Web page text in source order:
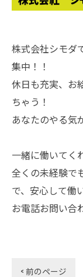
株式会社シモダ
集中！！
休日も充実、お
ちゃう！
あなたのやる気
一緒に働いてく
全くの未経験で
で、安心して働
お電話お問い合
< 前のページ